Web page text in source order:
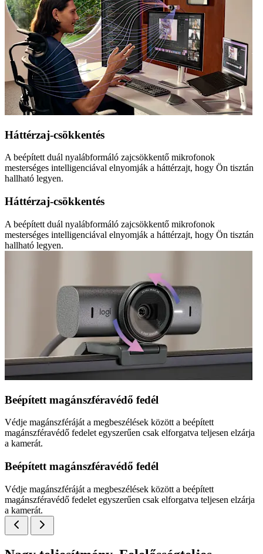
Háttérzaj-csökkentés
A beépített duál nyalábformáló zajcsökkentő mikrofonok
mesterséges intelligenciával elnyomják a háttérzajt, hogy Ön tisztán
hallható legyen.
Háttérzaj-csökkentés
A beépített duál nyalábformáló zajcsökkentő mikrofonok
mesterséges intelligenciával elnyomják a háttérzajt, hogy Ön tisztán
hallható legyen.
Beépített magánszféravédő fedél
Védje magánszféráját a megbeszélések között a beépített
magánszféravédő fedelet egyszerűen csak elforgatva teljesen elzárja
a kamerát.
Beépített magánszféravédő fedél
Védje magánszféráját a megbeszélések között a beépített
magánszféravédő fedelet egyszerűen csak elforgatva teljesen elzárja
a kamerát.